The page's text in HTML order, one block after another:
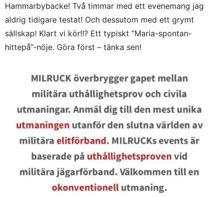
Hammarbybacke! Två timmar med ett evenemang jag
aldrig tidigare testat! Och dessutom med ett grymt
sällskap! Klart vi kör!!? Ett typiskt ”Maria-spontan-
hittepå”-nöje. Göra först – tänka sen!